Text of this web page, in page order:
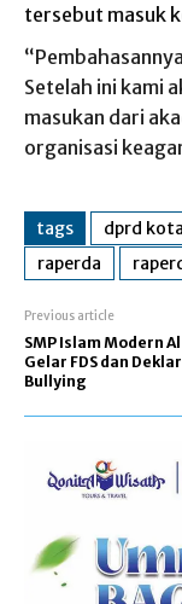
tersebut masuk
Setelah ini kami
masukan dari
organisasi
tags dprd
raperda
Previous article
SMP Islam Modern
Gelar FDS dan
Bullying